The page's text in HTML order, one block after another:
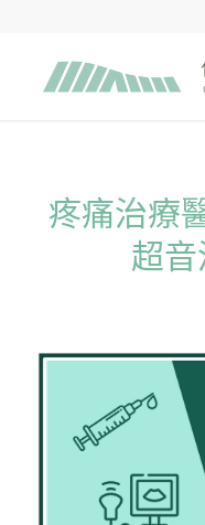
疼痛治療
超